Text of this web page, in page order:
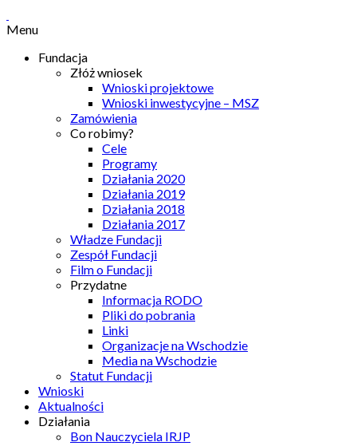
Menu
Fundacja
Złóż wniosek
Wnioski projektowe
Wnioski inwestycyjne – MSZ
Zamówienia
Co robimy?
Cele
Programy
Działania 2020
Działania 2019
Działania 2018
Działania 2017
Władze Fundacji
Zespół Fundacji
Film o Fundacji
Przydatne
Informacja RODO
Pliki do pobrania
Linki
Organizacje na Wschodzie
Media na Wschodzie
Statut Fundacji
Wnioski
Aktualności
Działania
Bon Nauczyciela IRJP